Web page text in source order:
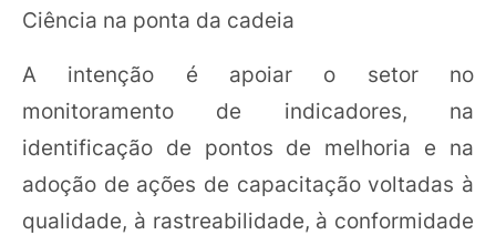
Ciência na ponta da cadeia
A intenção é apoiar o setor no
monitoramento de indicadores, na
identificação de pontos de melhoria e na
adoção de ações de capacitação voltadas à
qualidade, à rastreabilidade, à conformidade